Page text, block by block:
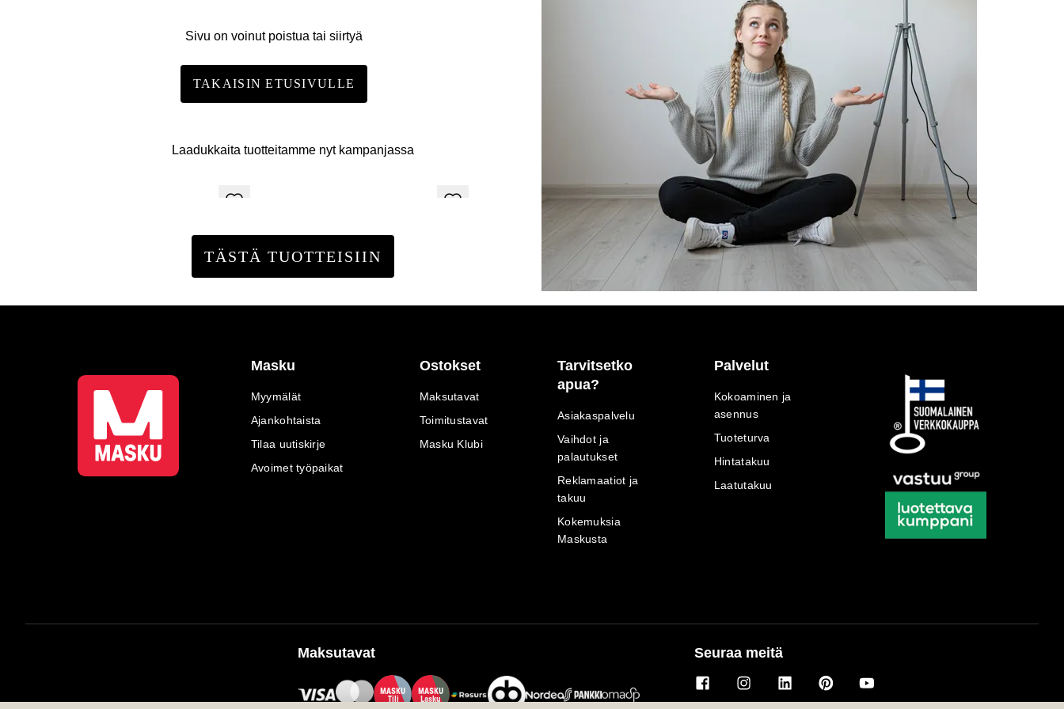
Sivu on voinut poistua tai siirtyä
TAKAISIN ETUSIVULLE
Laadukkaita tuotteitamme nyt kampanjassa
TÄSTÄ TUOTTEISIIN
Masku
Myymälät
Ajankohtaista
Tilaa uutiskirje
Avoimet työpaikat
Ostokset
Maksutavat
Toimitustavat
Masku Klubi
Tarvitsetko
apua?
Asiakaspalvelu
Vaihdot ja
palautukset
Reklamaatiot ja
takuu
Kokemuksia
Maskusta
Palvelut
Kokoaminen ja
asennus
Tuoteturva
Hintatakuu
Laatutakuu
Maksutavat
MASKU
Tili
MASKU
Lasku
Seuraa meitä